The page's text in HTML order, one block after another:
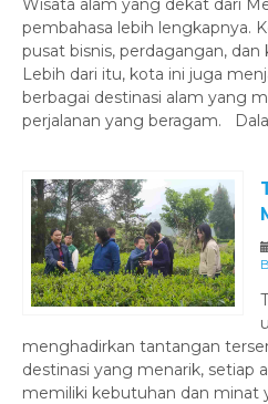
pembahasa lebih lengkapnya.
pusat bisnis, perdagangan, dan
Lebih dari itu, kota ini juga
berbagai destinasi alam yang
perjalanan yang beragam.
menghadirkan tantangan
destinasi yang menarik, setiap
memiliki kebutuhan dan minat